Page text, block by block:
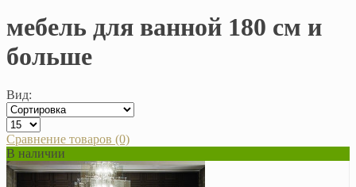
мебель для ванной 180 см и
больше
Вид:
Сравнение товаров (0)
В наличии